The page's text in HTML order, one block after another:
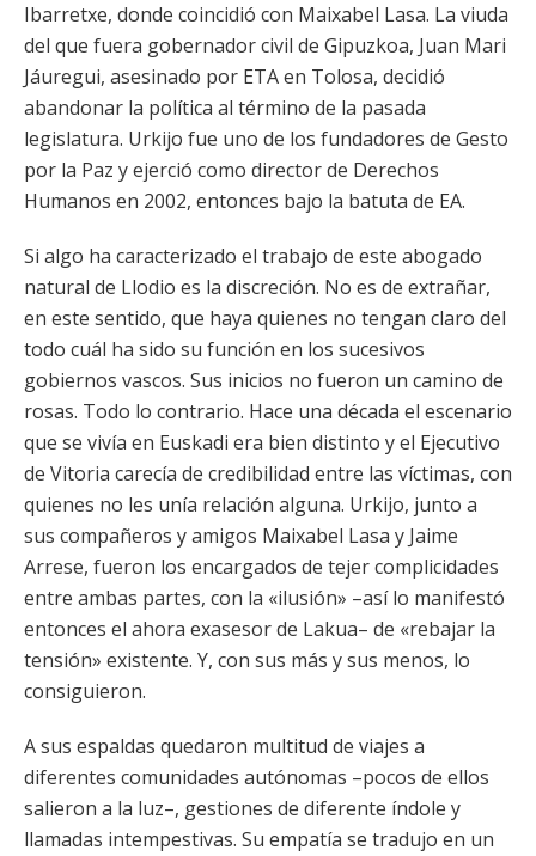
Ibarretxe, donde coincidió con Maixabel Lasa. La viuda
del que fuera gobernador civil de Gipuzkoa, Juan Mari
Jáuregui, asesinado por ETA en Tolosa, decidió
abandonar la política al término de la pasada
legislatura. Urkijo fue uno de los fundadores de Gesto
por la Paz y ejerció como director de Derechos
Humanos en 2002, entonces bajo la batuta de EA.
Si algo ha caracterizado el trabajo de este abogado
natural de Llodio es la discreción. No es de extrañar,
en este sentido, que haya quienes no tengan claro del
todo cuál ha sido su función en los sucesivos
gobiernos vascos. Sus inicios no fueron un camino de
rosas. Todo lo contrario. Hace una década el escenario
que se vivía en Euskadi era bien distinto y el Ejecutivo
de Vitoria carecía de credibilidad entre las víctimas, con
quienes no les unía relación alguna. Urkijo, junto a
sus compañeros y amigos Maixabel Lasa y Jaime
Arrese, fueron los encargados de tejer complicidades
entre ambas partes, con la «ilusión» –así lo manifestó
entonces el ahora exasesor de Lakua– de «rebajar la
tensión» existente. Y, con sus más y sus menos, lo
consiguieron.
A sus espaldas quedaron multitud de viajes a
diferentes comunidades autónomas –pocos de ellos
salieron a la luz–, gestiones de diferente índole y
llamadas intempestivas. Su empatía se tradujo en un